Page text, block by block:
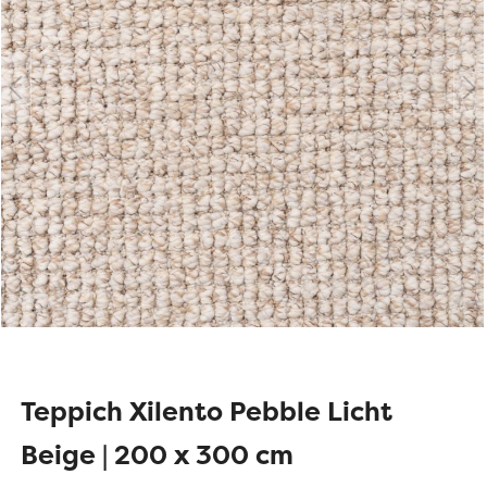
Teppich Xilento Pebble Licht
Beige | 200 x 300 cm